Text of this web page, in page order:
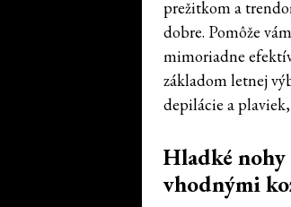
prežitkom a
dobre. Pomôže
mimoriadne
základom letnej
depilácie a
Hladké
vhodnými